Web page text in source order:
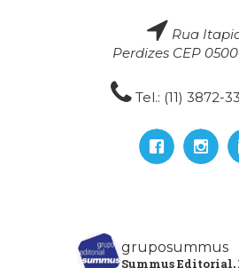
Rua
Perdizes CEP
Tel.: (11) 3872-
gruposummus
Summus Editorial,